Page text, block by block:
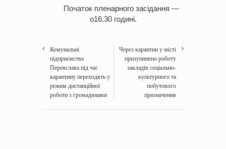
Початок пленарного засідання —
о16.30 годині.
Комунальні
підприємства
Переяслава під час
карантину переходять у
режим дистанційної
роботи з громадянами
Через карантин у місті
призупинено роботу
закладів соціально-
культурного та
побутового
призначення